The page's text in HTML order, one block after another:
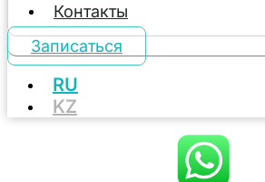
Контакты
Записаться
RU
KZ